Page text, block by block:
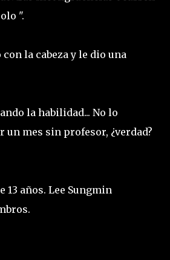
".
la cabeza y le dio una
la habilidad... No lo
un mes sin profesor, ¿verdad?
13 años. Lee Sungmin